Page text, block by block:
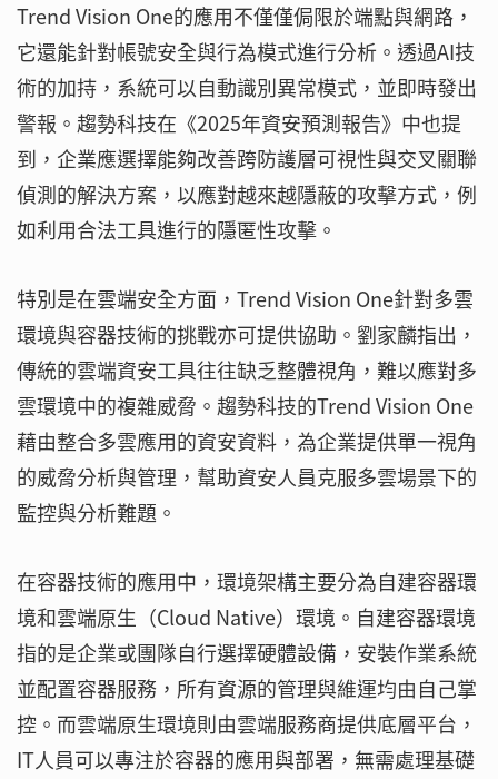
Trend Vision One的應用不僅僅侷限於端點與網路，
它還能針對帳號安全與行為模式進行分析。透過AI技
術的加持，系統可以自動識別異常模式，並即時發出
警報。趨勢科技在《2025年資安預測報告》中也提
到，企業應選擇能夠改善跨防護層可視性與交叉關聯
偵測的解決方案，以應對越來越隱蔽的攻擊方式，例
如利用合法工具進行的隱匿性攻擊。
特別是在雲端安全方面，Trend Vision One針對多雲
環境與容器技術的挑戰亦可提供協助。劉家麟指出，
傳統的雲端資安工具往往缺乏整體視角，難以應對多
雲環境中的複雜威脅。趨勢科技的Trend Vision One
藉由整合多雲應用的資安資料，為企業提供單一視角
的威脅分析與管理，幫助資安人員克服多雲場景下的
監控與分析難題。
在容器技術的應用中，環境架構主要分為自建容器環
境和雲端原生（Cloud Native）環境。自建容器環境
指的是企業或團隊自行選擇硬體設備，安裝作業系統
並配置容器服務，所有資源的管理與維運均由自己掌
控。而雲端原生環境則由雲端服務商提供底層平台，
IT人員可以專注於容器的應用與部署，無需處理基礎